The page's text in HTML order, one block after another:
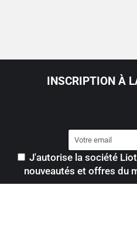
INSCRIPTION À
J'autorise la société
nouveautés et offres du